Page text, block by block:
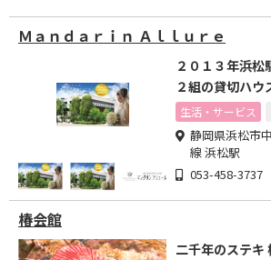
Ｍａｎｄａｒｉｎ Ａｌｌｕｒｅ
２０１３年浜松
２組の貸切ハウ
生活・サービス
静岡県浜松市
線 浜松駅
053-458-3737
椿会館
二千年のステキ